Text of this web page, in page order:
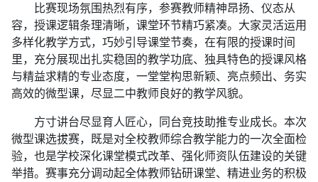
比赛现场氛围热烈有序，参赛教师精神昂扬、仪态从
容，授课逻辑条理清晰，课堂环节精巧紧凑。大家灵活运用
多样化教学方式，巧妙引导课堂节奏，在有限的授课时间
里，充分展现出扎实稳固的教学功底、独具特色的授课风格
与精益求精的专业态度，一堂堂构思新颖、亮点频出、务实
高效的微型课，尽显二中教师良好的教学风貌。
方寸讲台尽显育人匠心，同台竞技助推专业成长。本次
微型课选拔赛，既是对全校教师综合教学能力的一次全面检
验，也是学校深化课堂模式改革、强化师资队伍建设的关键
举措。赛事充分调动起全体教师钻研课堂、精进业务的积极